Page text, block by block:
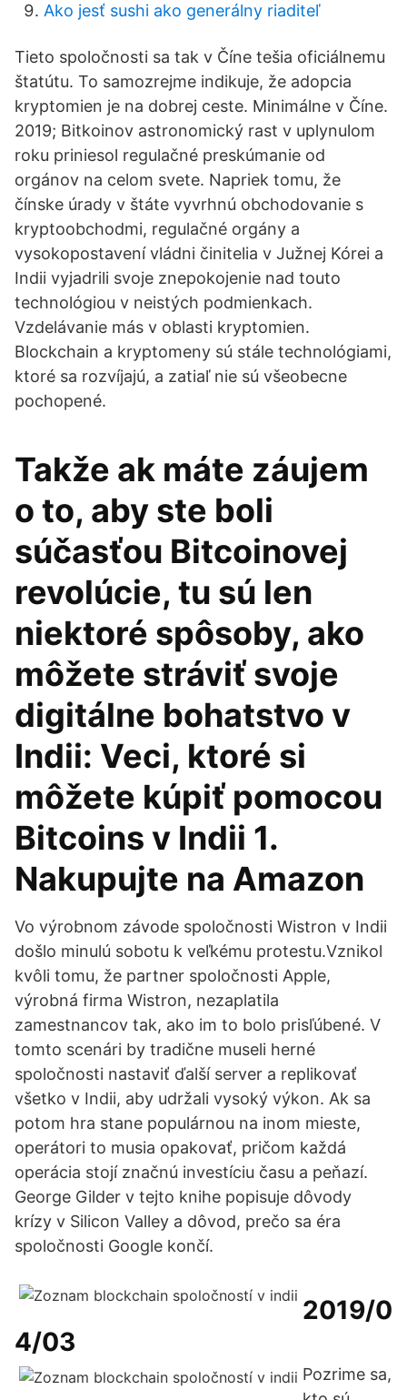
Ako jesť sushi ako generálny riaditeľ
Tieto spoločnosti sa tak v Číne tešia oficiálnemu
štatútu. To samozrejme indikuje, že adopcia
kryptomien je na dobrej ceste. Minimálne v Číne.
2019; Bitkoinov astronomický rast v uplynulom
roku priniesol regulačné preskúmanie od
orgánov na celom svete. Napriek tomu, že
čínske úrady v štáte vyvrhnú obchodovanie s
kryptoobchodmi, regulačné orgány a
vysokopostavení vládni činitelia v Južnej Kórei a
Indii vyjadrili svoje znepokojenie nad touto
technológiou v neistých podmienkach.
Vzdelávanie más v oblasti kryptomien.
Blockchain a kryptomeny sú stále technológiami,
ktoré sa rozvíjajú, a zatiaľ nie sú všeobecne
pochopené.
Takže ak máte záujem
o to, aby ste boli
súčasťou Bitcoinovej
revolúcie, tu sú len
niektoré spôsoby, ako
môžete stráviť svoje
digitálne bohatstvo v
Indii: Veci, ktoré si
môžete kúpiť pomocou
Bitcoins v Indii 1.
Nakupujte na Amazon
Vo výrobnom závode spoločnosti Wistron v Indii
došlo minulú sobotu k veľkému protestu.Vznikol
kvôli tomu, že partner spoločnosti Apple,
výrobná firma Wistron, nezaplatila
zamestnancov tak, ako im to bolo prisľúbené. V
tomto scenári by tradične museli herné
spoločnosti nastaviť ďalší server a replikovať
všetko v Indii, aby udržali vysoký výkon. Ak sa
potom hra stane populárnou na inom mieste,
operátori to musia opakovať, pričom každá
operácia stojí značnú investíciu času a peňazí.
George Gilder v tejto knihe popisuje dôvody
krízy v Silicon Valley a dôvod, prečo sa éra
spoločnosti Google končí.
2019/0
4/03
Pozrime sa,